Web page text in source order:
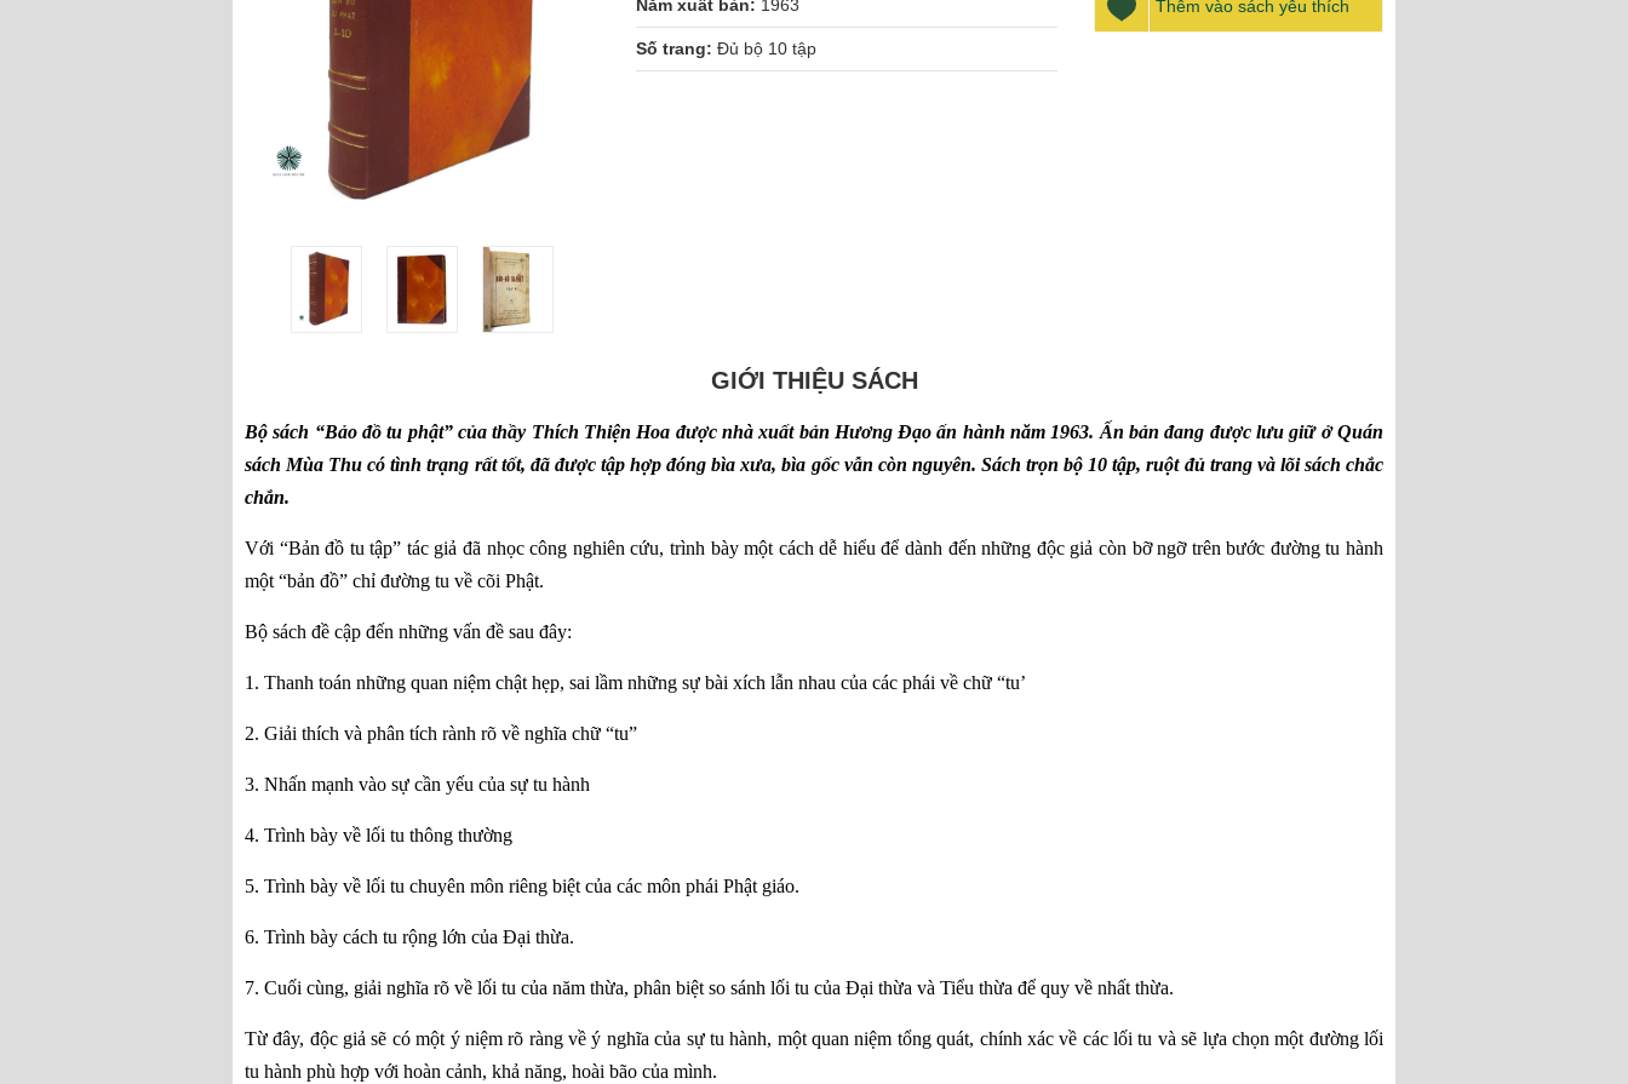
Năm xuất bản: 1963
Số trang: Đủ bộ 10 tập
Thêm vào sách yêu thích
GIỚI THIỆU SÁCH
Bộ sách “Bảo đồ tu phật” của thầy Thích Thiện Hoa được nhà xuất bản Hương Đạo ấn hành năm 1963. Ấn bản đang được lưu giữ ở Quán
sách Mùa Thu có tình trạng rất tốt, đã được tập hợp đóng bìa xưa, bìa gốc vẫn còn nguyên. Sách trọn bộ 10 tập, ruột đủ trang và lõi sách chắc
chắn.
Với “Bản đồ tu tập” tác giả đã nhọc công nghiên cứu, trình bày một cách dễ hiểu để dành đến những độc giả còn bỡ ngỡ trên bước đường tu hành
một “bản đồ” chỉ đường tu về cõi Phật.
Bộ sách đề cập đến những vấn đề sau đây:
1. Thanh toán những quan niệm chật hẹp, sai lầm những sự bài xích lẫn nhau của các phái về chữ “tu’
2. Giải thích và phân tích rành rõ về nghĩa chữ “tu”
3. Nhấn mạnh vào sự cần yếu của sự tu hành
4. Trình bày về lối tu thông thường
5. Trình bày về lối tu chuyên môn riêng biệt của các môn phái Phật giáo.
6. Trình bày cách tu rộng lớn của Đại thừa.
7. Cuối cùng, giải nghĩa rõ về lối tu của năm thừa, phân biệt so sánh lối tu của Đại thừa và Tiểu thừa để quy về nhất thừa.
Từ đây, độc giả sẽ có một ý niệm rõ ràng về ý nghĩa của sự tu hành, một quan niệm tổng quát, chính xác về các lối tu và sẽ lựa chọn một đường lối
tu hành phù hợp với hoàn cảnh, khả năng, hoài bão của mình.